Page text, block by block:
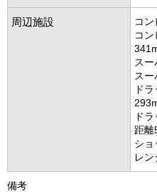
周辺施設
コ
コ
ス
ス
ド
ド
距離
ショ
レ
備考